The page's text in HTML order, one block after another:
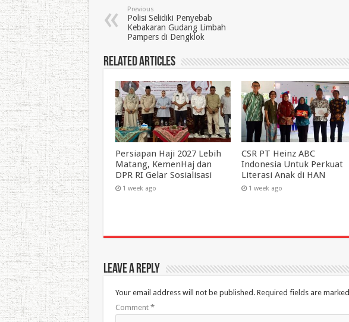
Previous
Polisi Selidiki Penyebab
Kebakaran Gudang Limbah
Pampers di Dengklok
Related Articles
Persiapan Haji 2027 Lebih
Matang, KemenHaj dan
DPR RI Gelar Sosialisasi
1 week ago
CSR PT Heinz ABC
Indonesia Untuk Perkuat
Literasi Anak di HAN
1 week ago
Leave a Reply
Your email address will not be published. Required fields are marked
Comment *